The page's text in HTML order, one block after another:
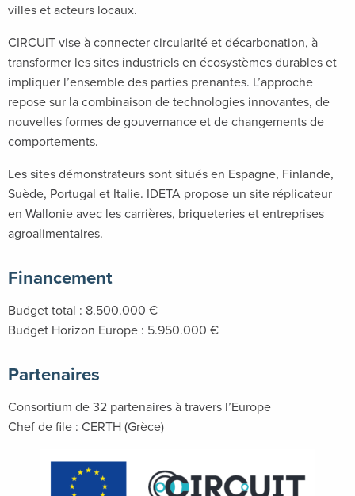
villes et acteurs locaux.
CIRCUIT vise à connecter circularité et décarbonation, à
transformer les sites industriels en écosystèmes durables et
impliquer l’ensemble des parties prenantes. L’approche
repose sur la combinaison de technologies innovantes, de
nouvelles formes de gouvernance et de changements de
comportements.
Les sites démonstrateurs sont situés en Espagne, Finlande,
Suède, Portugal et Italie. IDETA propose un site réplicateur
en Wallonie avec les carrières, briqueteries et entreprises
agroalimentaires.
Financement
Budget total : 8.500.000 €
Budget Horizon Europe : 5.950.000 €
Partenaires
Consortium de 32 partenaires à travers l’Europe
Chef de file : CERTH (Grèce)